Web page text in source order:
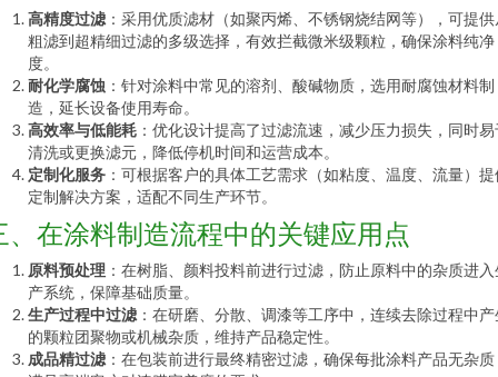
高精度过滤 ：采用优质滤材（如聚丙烯、不锈钢烧结网等），可提供
粗滤到超精细过滤的多级选择，有效拦截微米级颗粒，确保涂料纯净
度。
耐化学腐蚀 ：针对涂料中常见的溶剂、酸碱物质，选用耐腐蚀材料制
造，延长设备使用寿命。
高效率与低能耗 ：优化设计提高了过滤流速，减少压力损失，同时易
清洗或更换滤元，降低停机时间和运营成本。
定制化服务 ：可根据客户的具体工艺需求（如粘度、温度、流量）提
定制解决方案，适配不同生产环节。
、在涂料制造流程中的关键应用点
原料预处理 ：在树脂、颜料投料前进行过滤，防止原料中的杂质进入
产系统，保障基础质量。
生产过程中过滤 ：在研磨、分散、调漆等工序中，连续去除过程中产
的颗粒团聚物或机械杂质，维持产品稳定性。
成品精过滤 ：在包装前进行最终精密过滤，确保每批涂料产品无杂质